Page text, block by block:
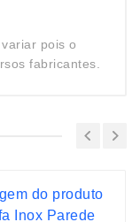
pois o
fabricantes.